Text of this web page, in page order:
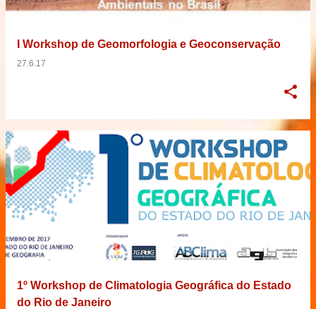
I Workshop de Geomorfologia e Geoconservação
27.6.17
1º Workshop de Climatologia Geográfica do Estado
do Rio de Janeiro